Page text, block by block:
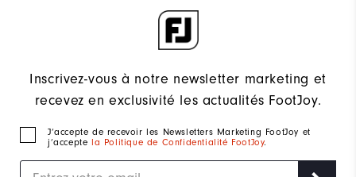
Inscrivez-vous à notre newsletter marketing et
recevez en exclusivité les actualités FootJoy.
J‘accepte de recevoir les Newsletters Marketing FootJoy et
j’accepte
la Politique de Confidentialité FootJoy.